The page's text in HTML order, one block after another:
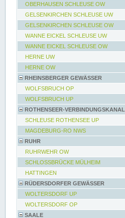
OBERHAUSEN SCHLEUSE OW
GELSENKIRCHEN SCHLEUSE UW
GELSENKIRCHEN SCHLEUSE OW
WANNE EICKEL SCHLEUSE UW
WANNE EICKEL SCHLEUSE OW
HERNE UW
HERNE OW
RHEINSBERGER GEWÄSSER
WOLFSBRUCH OP
WOLFSBRUCH UP
ROTHENSEER-VERBINDUNGSKANAL
SCHLEUSE ROTHENSEE UP
MAGDEBURG-RO NWS
RUHR
RUHRWEHR OW
SCHLOSSBRÜCKE MÜLHEIM
HATTINGEN
RÜDERSDORFER GEWÄSSER
WOLTERSDORF UP
WOLTERSDORF OP
SAALE